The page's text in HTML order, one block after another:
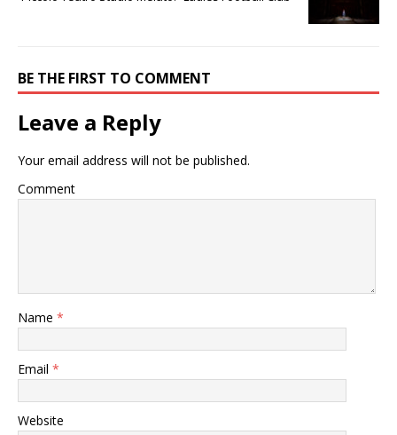
BE THE FIRST TO COMMENT
Leave a Reply
Your email address will not be published.
Comment
Name *
Email *
Website